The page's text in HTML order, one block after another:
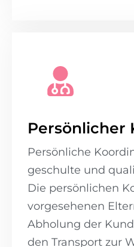
Persönlicher
Persönliche
geschulte und
Die persönlichen
vorgesehenen
Abholung der
den Transport zur